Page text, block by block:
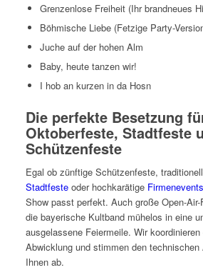
Grenzenlose Freiheit (Ihr brandneues
Böhmische Liebe (Fetzige Party-
Juche auf der hohen Alm
Baby, heute tanzen wir!
I hob an kurzen in da Hosn
Die perfekte Besetzung
Oktoberfeste, Stadtfeste
Schützenfeste
Egal ob zünftige Schützenfeste,
Stadtfesteoder hochkarätige Firmenevents
Show passt perfekt. Auch große Open-
die bayerische Kultband mühelos in eine
ausgelassene Feiermeile. Wir
Abwicklung und stimmen den
Ihnen ab.